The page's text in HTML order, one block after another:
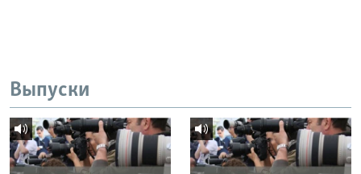
Выпуски